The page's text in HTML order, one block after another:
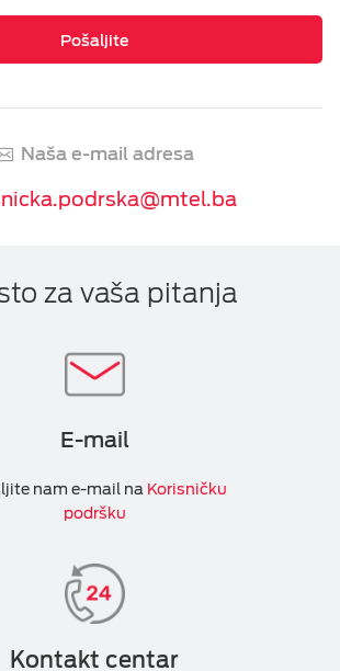
Pošaljite
Naša e-mail adresa
za vaša pitanja
E-mail
nam e-mail na Korisničku
podršku
Kontakt centar